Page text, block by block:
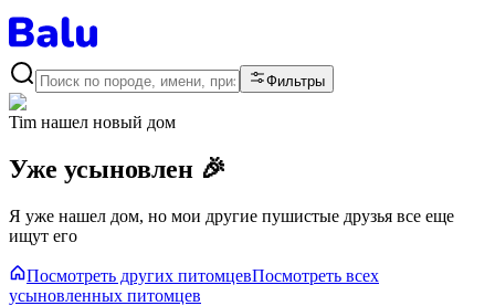
Фильтры
Tim нашел новый дом
Уже усыновлен 🎉
Я уже нашел дом, но мои другие пушистые друзья все еще
ищут его
Посмотреть других питомцевПосмотреть всех
усыновленных питомцев